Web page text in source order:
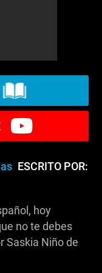
ESCRITO POR:
hoy
no te debes
Saskia Niño de